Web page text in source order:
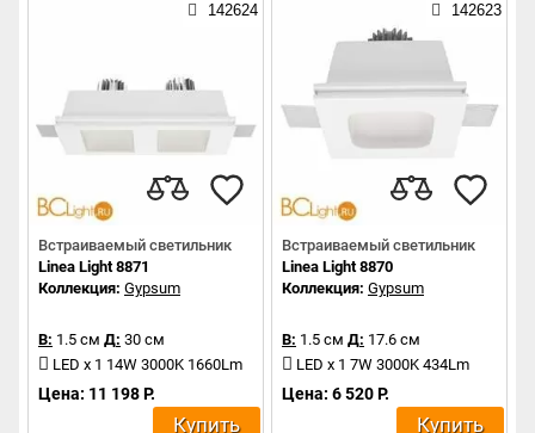
142624
Встраиваемый светильник
Linea Light 8871
Коллекция: Gypsum
В: 1.5 см Д: 30 см
LED x 1 14W 3000K 1660Lm
Цена: 11 198 Р.
Купить
142623
Встраиваемый светильник
Linea Light 8870
Коллекция: Gypsum
В: 1.5 см Д: 17.6 см
LED x 1 7W 3000K 434Lm
Цена: 6 520 Р.
Купить